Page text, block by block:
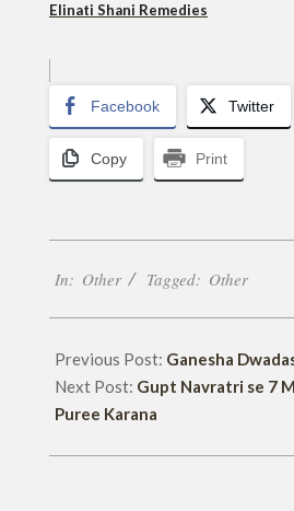
Elinati Shani Remedies
Facebook Twitter
Copy Print
07-
In: Other Tagged: Other
Previous Post: Ganesha
Next Post: Gupt Navratri se 7
Puree Karana